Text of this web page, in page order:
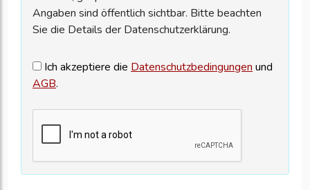
Angaben sind öffentlich sichtbar. Bitte beachten
Sie die Details der Datenschutzerklärung.
Ich akzeptiere die Datenschutzbedingungen und
AGB.